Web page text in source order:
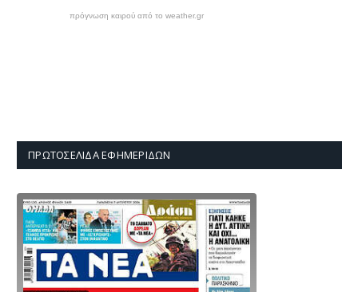
πρόγνωση καιρού από το weather.gr
ΠΡΩΤΟΣΈΛΙΔΑ ΕΦΗΜΕΡΊΔΩΝ